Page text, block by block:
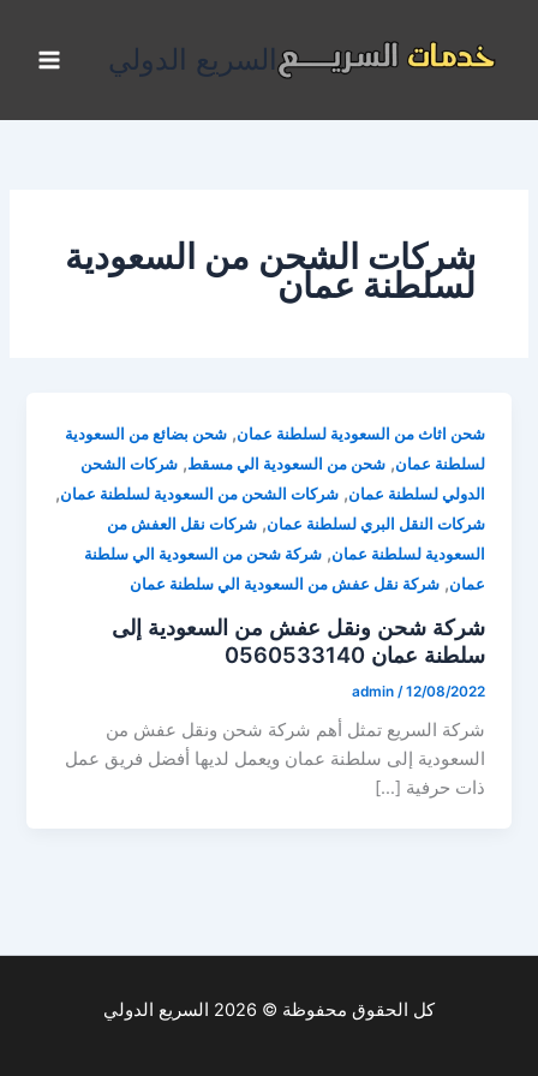
المحتوى
السريع الدولي
شركات الشحن من السعودية
لسلطنة عمان
شحن اثاث من السعودية لسلطنة عمان,شحن بضائع من السعودية
لسلطنة عمان,شحن من السعودية الي مسقط,شركات الشحن
الدولي لسلطنة عمان,شركات الشحن من السعودية لسلطنة عمان,
شركات النقل البري لسلطنة عمان,شركات نقل العفش من
السعودية لسلطنة عمان,شركة شحن من السعودية الي سلطنة
عمان,شركة نقل عفش من السعودية الي سلطنة عمان
شركة شحن ونقل عفش من السعودية إلى
سلطنة عمان 0560533140
admin /12/08/2022
شركة السريع تمثل أهم شركة شحن ونقل عفش من
السعودية إلى سلطنة عمان ويعمل لديها أفضل فريق عمل
ذات حرفية […]
كل الحقوق محفوظة © 2026 السريع الدولي